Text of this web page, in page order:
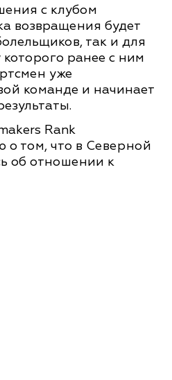
с клубом
возвращения будет
так и для
которого ранее с ним
уже
команде и начинает
Rank
о том, что в Северной
об отношении к